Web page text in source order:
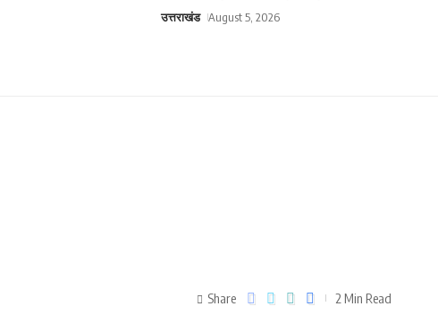
उत्तराखंड August 5, 2026
Share 2 Min Read